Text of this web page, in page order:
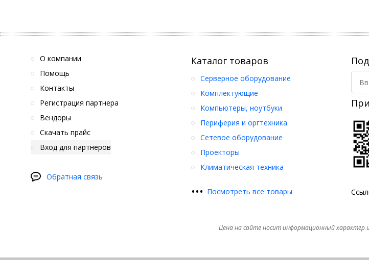
О компании
Помощь
Контакты
Регистрация партнера
Вендоры
Скачать прайс
Вход для партнеров
Обратная связь
Каталог товаров
Серверное оборудование
Комплектующие
Компьютеры, ноутбуки
Периферия и оргтехника
Сетевое оборудование
Проекторы
Климатическая техника
••• Посмотреть все товары
Цена на сайте носит информационный характер